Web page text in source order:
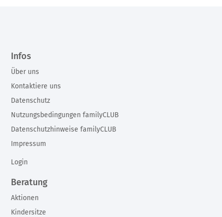
Beratung
Aktionen
Kindersitze
Infos
Über uns
Kontaktiere uns
Datenschutz
Nutzungsbedingungen familyCLUB
Datenschutzhinweise familyCLUB
Impressum
Login